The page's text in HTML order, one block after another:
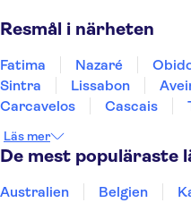
Resmål i närheten
Fatima Nazaré
Sintra
Lissabon
Carcavelos
Cascais
Läs mer
De mest populäraste
Australien Belgien